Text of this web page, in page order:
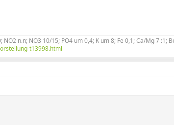
n.n; NO3 10/15; PO4 um 0,4; K um 8; Fe 0,1; Ca/Mg 7 :1;
t13998.html